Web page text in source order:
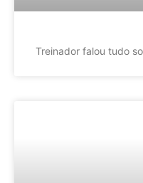
Treinador falou tudo